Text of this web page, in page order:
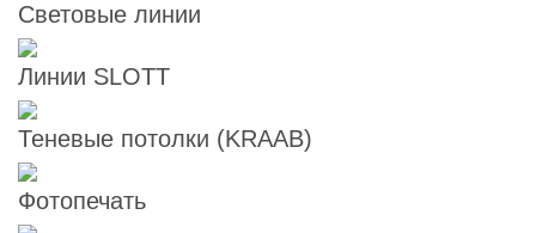
Световые линии
Линии SLOTT
Теневые потолки (KRAAB)
Фотопечать